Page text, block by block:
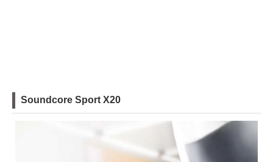
Soundcore Sport X20